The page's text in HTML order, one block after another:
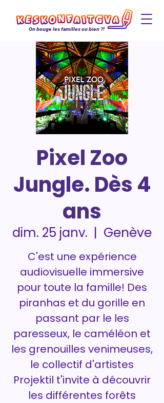
On bouge les familles ou bien ?!
Pixel Zoo
Jungle. Dès 4
ans
dim. 25 janv.
  |
Genève
C'est une expérience
audiovisuelle immersive
pour toute la famille! Des
piranhas et du gorille en
passant par le les
paresseux, le caméléon et
les grenouilles venimeuses,
le collectif d'artistes
Projektil t'invite à découvrir
les différentes forêts